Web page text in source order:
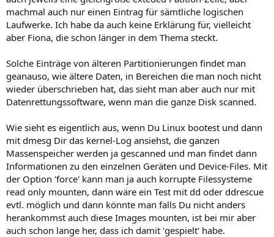
machmal auch nur einen Eintrag für sämtliche logischen
Laufwerke. Ich habe da auch keine Erklärung für, vielleicht
aber Fiona, die schon länger in dem Thema steckt.
Solche Einträge von älteren Partitionierungen findet man
geanauso, wie ältere Daten, in Bereichen die man noch nicht
wieder überschrieben hat, das sieht man aber auch nur mit
Datenrettungssoftware, wenn man die ganze Disk scanned.
Wie sieht es eigentlich aus, wenn Du Linux bootest und dann
mit dmesg Dir das kernel-Log ansiehst, die ganzen
Massenspeicher werden ja gescanned und man findet dann
Informationen zu den einzelnen Geräten und Device-Files. Mit
der Option 'force' kann man ja auch korrupte Filessysteme
read only mounten, dann wäre ein Test mit dd oder ddrescue
evtl. möglich und dann könnte man falls Du nicht anders
herankommst auch diese Images mounten, ist bei mir aber
auch schon lange her, dass ich damit 'gespielt' habe.